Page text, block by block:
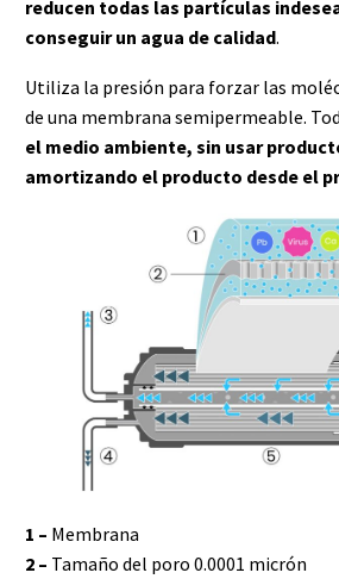
reducen todas las partículas
conseguir un agua de calidad.
Utiliza la presión para forzar las
de una membrana semipermeable.
el medio ambiente, sin usar
amortizando el producto desde el
1 – Membrana
2 – Tamaño del poro 0.0001 micrón